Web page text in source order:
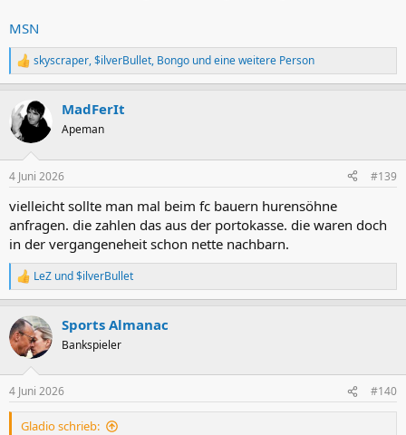
MSN
R
e
k
t
i
e
:
skyscraper,$ilverBullet, Bongo und eine weitere Person
MadFerIt
Apeman
4 Juni 2026 #139
vielleicht sollte man mal beim fc bauern hurensöhne
anfragen. die zahlen das aus der portokasse. die waren doch
in der vergangeneheit schon nette nachbarn.
R
e
k
t
i
e
n
LeZ und$ilverBullet
Sports Almanac
Bankspieler
4 Juni 2026 #140
Gladio schrieb: